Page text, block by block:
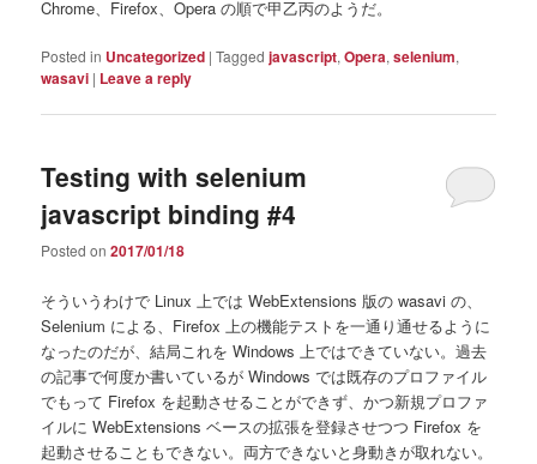
Chrome、Firefox、Opera の順で甲乙丙のようだ。
Posted in Uncategorized |Tagged javascript,Opera,selenium,
wasavi | Leave a reply
Testing with selenium
javascript binding #4
Posted on2017/01/18
そういうわけで Linux 上では WebExtensions 版の wasavi の、
Selenium による、Firefox 上の機能テストを一通り通せるように
なったのだが、結局これを Windows 上ではできていない。過去
の記事で何度か書いているが Windows では既存のプロファイル
でもって Firefox を起動させることができず、かつ新規プロファ
イルに WebExtensions ベースの拡張を登録させつつ Firefox を
起動させることもできない。両方できないと身動きが取れない。